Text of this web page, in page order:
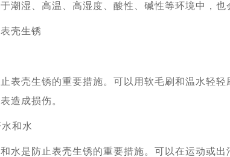
潮湿、高温、高湿度、酸性、碱性等环境中，也
壳生锈
表壳生锈的重要措施。可以用软毛刷和温水轻
造成损伤。
和水
水是防止表壳生锈的重要措施。可以在运动或